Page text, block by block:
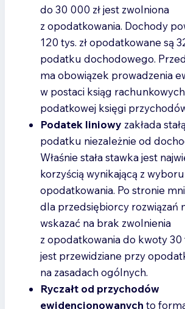
do 30 000 zł jest zwolniona
z opodatkowania. Dochody
120 tys. zł opodatkowane są
podatku dochodowego.
ma obowiązek prowadzenia
w postaci ksiąg
podatkowej księgi
Podatek liniowy zakłada
podatku niezależnie od
Właśnie stała stawka jest
korzyścią wynikającą z
opodatkowania. Po stronie
dla przedsiębiorcy rozwiązań
wskazać na brak zwolnienia
z opodatkowania do kwoty 30
jest przewidziane przy
na zasadach ogólnych.
Ryczałt od przychodów
ewidencjonowanych to